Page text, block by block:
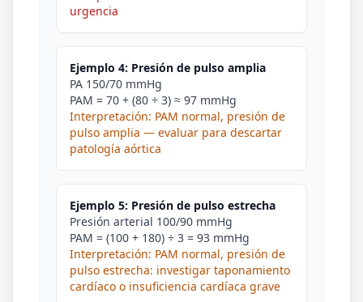
urgencia
Ejemplo 4: Presión de pulso amplia
PA 150/70 mmHg
PAM = 70 + (80 ÷ 3) ≈ 97 mmHg
Interpretación: PAM normal, presión de
pulso amplia — evaluar para descartar
patología aórtica
Ejemplo 5: Presión de pulso estrecha
Presión arterial 100/90 mmHg
PAM = (100 + 180) ÷ 3 = 93 mmHg
Interpretación: PAM normal, presión de
pulso estrecha: investigar taponamiento
cardíaco o insuficiencia cardíaca grave